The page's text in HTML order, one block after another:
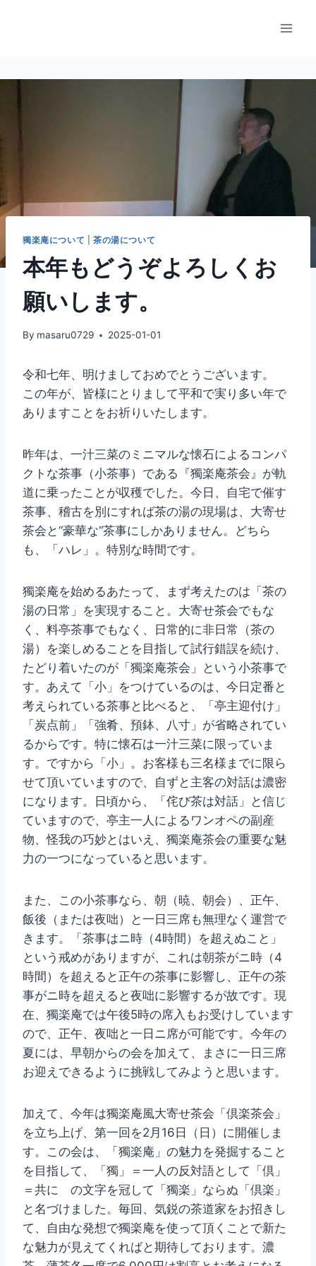
獨楽庵について 茶の湯について
本年もどうぞよろしくお
願いします。
By masaru0729 2025-01-01
令和七年、明けましておめでとうございます。
この年が、皆様にとりまして平和で実り多い年で
ありますことをお祈りいたします。
昨年は、一汁三菜のミニマルな懐石によるコンパ
クトな茶事（小茶事）である『獨楽庵茶会』が軌
道に乗ったことが収穫でした。今日、自宅で催す
茶事、稽古を別にすれば茶の湯の現場は、大寄せ
茶会と“豪華な“茶事にしかありません。どちら
も、「ハレ」。特別な時間です。
獨楽庵を始めるあたって、まず考えたのは「茶の
湯の日常」を実現すること。大寄せ茶会でもな
く、料亭茶事でもなく、日常的に非日常（茶の
湯）を楽しめることを目指して試行錯誤を続け、
たどり着いたのが「獨楽庵茶会」という小茶事で
す。あえて「小」をつけているのは、今日定番と
考えられている茶事と比べると、「亭主迎付け」
「炭点前」「強肴、預鉢、八寸」が省略されてい
るからです。特に懐石は一汁三菜に限っていま
す。ですから「小」。お客様も三名様までに限ら
せて頂いていますので、自ずと主客の対話は濃密
になります。日頃から、「侘び茶は対話」と信じ
ていますので、亭主一人によるワンオペの副産
物、怪我の巧妙とはいえ、獨楽庵茶会の重要な魅
力の一つになっていると思います。
また、この小茶事なら、朝（暁、朝会）、正午、
飯後（または夜咄）と一日三席も無理なく運営で
きます。「茶事はニ時（4時間）を超えぬこと」
という戒めがありますが、これは朝茶がニ時（4
時間）を超えると正午の茶事に影響し、正午の茶
事がニ時を超えると夜咄に影響するが故です。現
在、獨楽庵では午後5時の席入もお受けしています
ので、正午、夜咄と一日ニ席が可能です。今年の
夏には、早朝からの会を加えて、まさに一日三席
お迎えできるように挑戦してみようと思います。
加えて、今年は獨楽庵風大寄せ茶会「倶楽茶会」
を立ち上げ、第一回を2月16日（日）に開催しま
す。この会は、「獨楽庵」の魅力を発掘すること
を目指して、「獨」＝一人の反対語として「倶」
＝共に の文字を冠して「獨楽」ならぬ「倶楽」
と名づけました。毎回、気鋭の茶道家をお招きし
て、自由な発想で獨楽庵を使って頂くことで新た
な魅力が見えてくればと期待しております。濃